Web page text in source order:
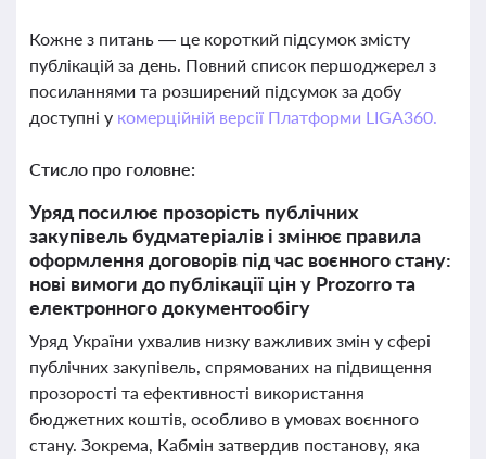
Кожне з питань — це короткий підсумок змісту
публікацій за день. Повний список першоджерел з
посиланнями та розширений підсумок за добу
доступні у комерційній версії Платформи LIGA360.
Стисло про головне:
Уряд посилює прозорість публічних
закупівель будматеріалів і змінює правила
оформлення договорів під час воєнного стану:
нові вимоги до публікації цін у Prozorro та
електронного документообігу
Уряд України ухвалив низку важливих змін у сфері
публічних закупівель, спрямованих на підвищення
прозорості та ефективності використання
бюджетних коштів, особливо в умовах воєнного
стану. Зокрема, Кабмін затвердив постанову, яка